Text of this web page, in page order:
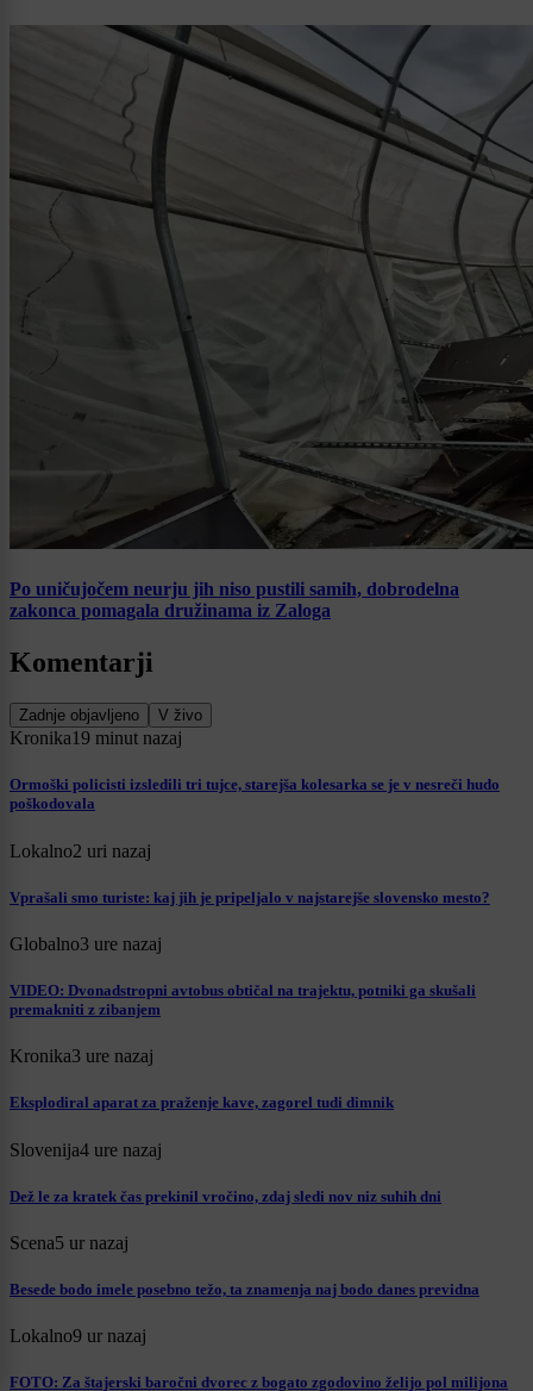
Po uničujočem neurju jih niso pustili samih, dobrodelna
zakonca pomagala družinama iz Zaloga
Komentarji
Zadnje objavljeno V živo
Kronika19 minut nazaj
Ormoški policisti izsledili tri tujce, starejša kolesarka se je v nesreči hudo
poškodovala
Lokalno2 uri nazaj
Vprašali smo turiste: kaj jih je pripeljalo v najstarejše slovensko mesto?
Globalno3 ure nazaj
VIDEO: Dvonadstropni avtobus obtičal na trajektu, potniki ga skušali
premakniti z zibanjem
Kronika3 ure nazaj
Eksplodiral aparat za praženje kave, zagorel tudi dimnik
Slovenija4 ure nazaj
Dež le za kratek čas prekinil vročino, zdaj sledi nov niz suhih dni
Scena5 ur nazaj
Besede bodo imele posebno težo, ta znamenja naj bodo danes previdna
Lokalno9 ur nazaj
FOTO: Za štajerski baročni dvorec z bogato zgodovino želijo pol milijona